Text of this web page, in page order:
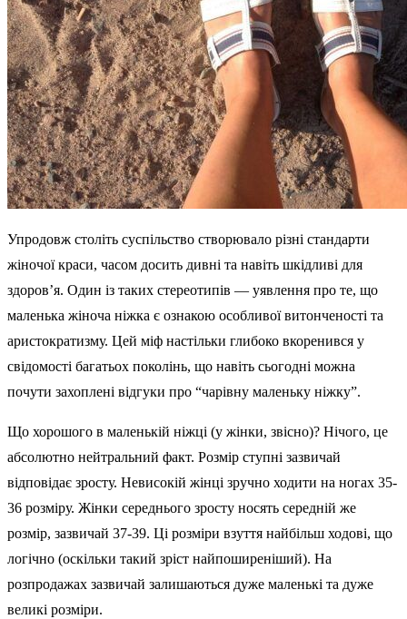
Упродовж століть суспільство створювало різні стандарти
жіночої краси, часом досить дивні та навіть шкідливі для
здоров’я. Один із таких стереотипів — уявлення про те, що
маленька жіноча ніжка є ознакою особливої витонченості та
аристократизму. Цей міф настільки глибоко вкоренився у
свідомості багатьох поколінь, що навіть сьогодні можна
почути захоплені відгуки про “чарівну маленьку ніжку”.
Що хорошого в маленькій ніжці (у жінки, звісно)? Нічого, це
абсолютно нейтральний факт. Розмір ступні зазвичай
відповідає зросту. Невисокій жінці зручно ходити на ногах 35-
36 розміру. Жінки середнього зросту носять середній же
розмір, зазвичай 37-39. Ці розміри взуття найбільш ходові, що
логічно (оскільки такий зріст найпоширеніший). На
розпродажах зазвичай залишаються дуже маленькі та дуже
великі розміри.